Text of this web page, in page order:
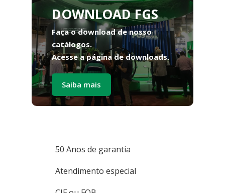
DOWNLOAD FGS
Faça o download de nosso
catálogos.
Acesse a página de downloads.
Saiba mais
50 Anos de garantia
Atendimento especial